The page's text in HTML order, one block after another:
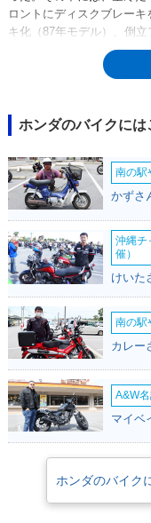
ロントにディスクブレー
キ化（87年モデル）、倒
インチに変更（95年モデ
年モデル）など数々のト
にはCRF450Rが登場（
場規則の上では同クラス）
※CR250Rは競技専用車で
はできない。
ホンダのバイクに
南の駅
かずさ
沖縄チ
催）
南の駅
カレー
A&W
マイベ
ホンダのバイク